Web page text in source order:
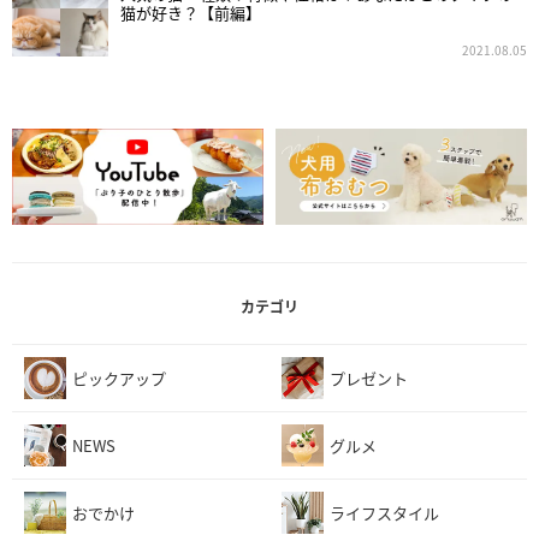
猫が好き？【前編】
2021.08.05
カテゴリ
ピックアップ プレゼント
NEWS グルメ
おでかけ ライフスタイル